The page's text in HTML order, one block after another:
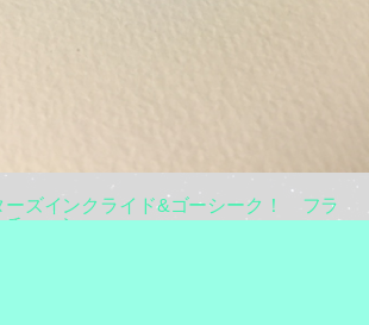
ズインクライド&ゴーシーク！ フラ
チェーン